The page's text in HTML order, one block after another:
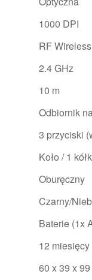
1000 DPI
RF Wireless
2.4 GHz
10 m
Odbiornik
3 przyciski
Koło / 1
Oburęczny
Czarny/
Baterie (1x
12 miesięcy
60 x 39 x 99